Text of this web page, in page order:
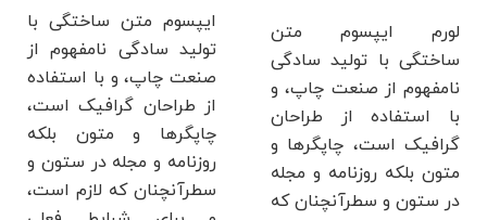
لورم ایپسوم متن
ساختگی با تولید سادگی
نامفهوم از صنعت چاپ، و
با استفاده از طراحان
گرافیک است، چاپگرها و
متون بلکه روزنامه و مجله
در ستون و سطرآنچنان که
ایپسوم متن ساختگی با
تولید سادگی نامفهوم از
صنعت چاپ، و با استفاده
از طراحان گرافیک است،
چاپگرها و متون بلکه
روزنامه و مجله در ستون و
سطرآنچنان که لازم است،